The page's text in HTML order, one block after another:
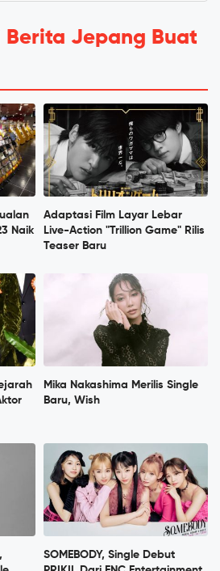
Berita Jepang Buat
Naik
Adaptasi Film Layar Lebar
Live-Action "Trillion Game" Rilis
Teaser Baru
Mika Nakashima Merilis Single
Baru, Wish
SOMEBODY, Single Debut